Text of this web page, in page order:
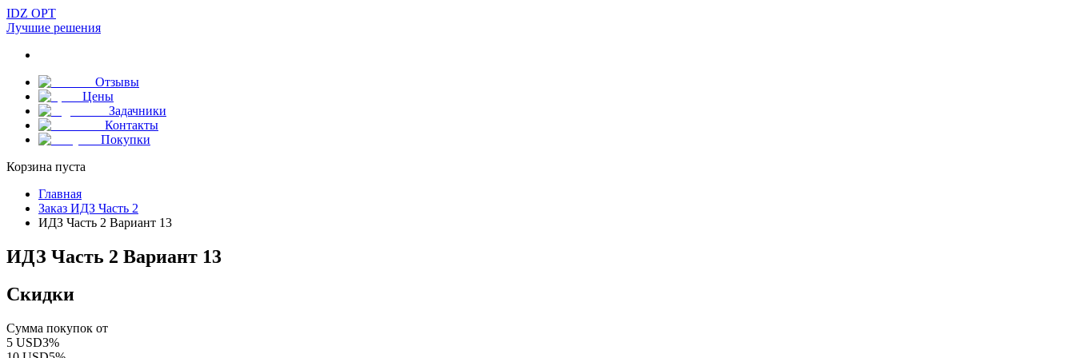
IDZ OPT
Лучшие решения
Отзывы
Цены
Задачники
Контакты
Покупки
Корзина пуста
Главная
Заказ ИДЗ Часть 2
ИДЗ Часть 2 Вариант 13
ИДЗ Часть 2 Вариант 13
Скидки
Сумма покупок от
5 USD3%